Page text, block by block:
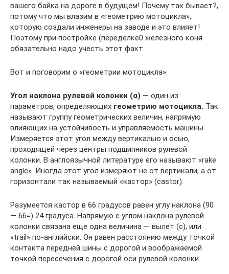
вашего байка на дороге в будущем! Почему так бывает?,
потому что мы влазим в «геометрию мотоцикла»,
которую создали инженеры на заводе и это влияет!
Поэтому при постройке (переделке0 железного коня
обязательно надо учесть этот факт.
Вот и поговорим о «геометрии мотоцикла»:
Угол наклона рулевой колонки (α) — один из
параметров, определяющих геометрию мотоцикла. Так
называют группу геометрических величин, напрямую
влияющих на устойчивость и управляемость машины.
Измеряется этот угол между вертикалью и осью,
проходящей через центры подшипников рулевой
колонки. В англоязычной литературе его называют «rake
angle». Иногда этот угол измеряют не от вертикали, а от
горизонтали так называемый «кастор» (castor).
Разумеется кастор в 66 градусов равен углу наклона (90
— 66=) 24 градуса. Напрямую с углом наклона рулевой
колонки связана еще одна величина — вылет (с), или
«trail» по-английски. Он равен расстоянию между точкой
контакта передней шины с дорогой и воображаемой
точкой пересечения с дорогой оси рулевой колонки.